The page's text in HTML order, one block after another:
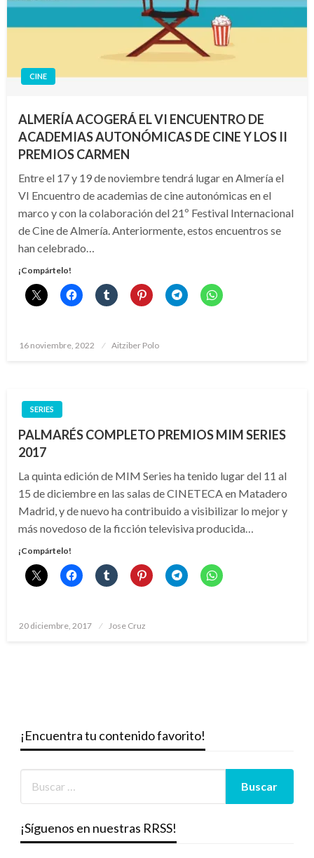
CINE
ALMERÍA ACOGERÁ EL VI ENCUENTRO DE
ACADEMIAS AUTONÓMICAS DE CINE Y LOS II
PREMIOS CARMEN
Entre el 17 y 19 de noviembre tendrá lugar en Almería el
VI Encuentro de academias de cine autonómicas en el
marco y con la colaboración del 21º Festival Internacional
de Cine de Almería. Anteriormente, estos encuentros se
han celebrado…
¡Compártelo!
Publicado
16 noviembre, 2022 Aitziber Polo
SERIES
PALMARÉS COMPLETO PREMIOS MIM SERIES
2017
La quinta edición de MIM Series ha tenido lugar del 11 al
15 de diciembre en las salas de CINETECA en Matadero
Madrid, y de nuevo ha contribuido a visibilizar lo mejor y
más novedoso de la ficción televisiva producida…
¡Compártelo!
Publicado
20 diciembre, 2017 Jose Cruz
¡Encuentra tu contenido favorito!
¡Síguenos en nuestras RRSS!